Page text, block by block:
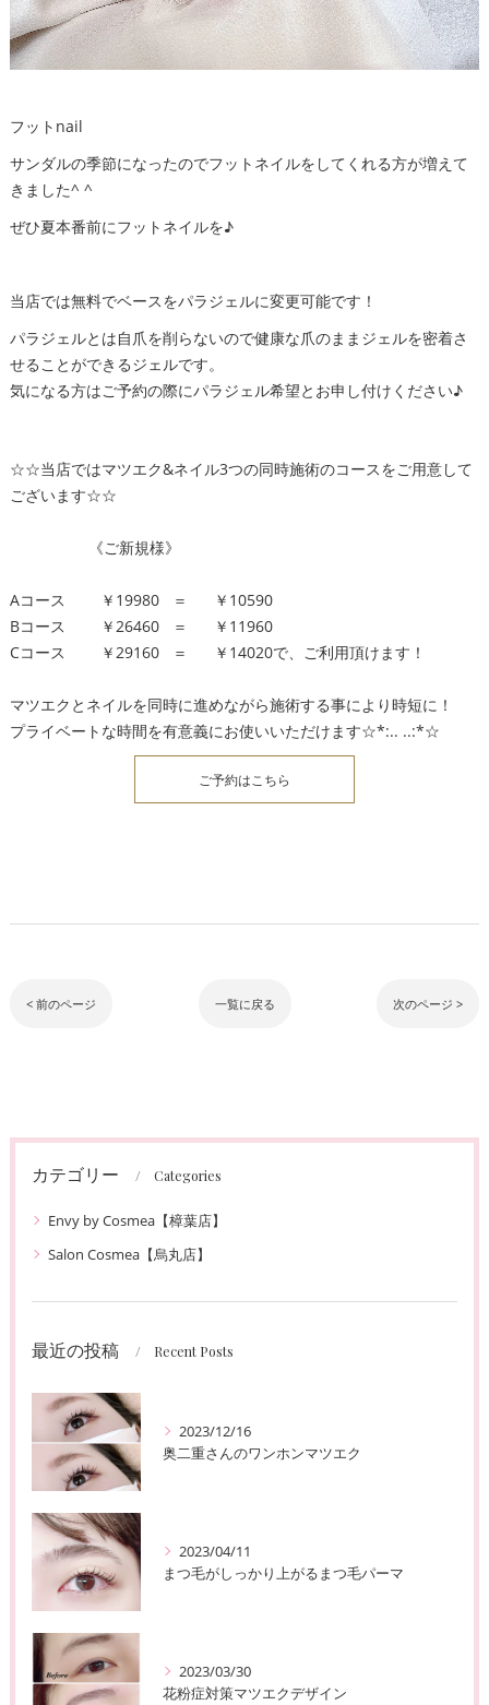
フットnail
サンダルの季節になったのでフットネイルをしてくれる方が増えて
きました^ ^
ぜひ夏本番前にフットネイルを♪
当店では無料でベースをパラジェルに変更可能です！
パラジェルとは自爪を削らないので健康な爪のままジェルを密着さ
せることができるジェルです。
気になる方はご予約の際にパラジェル希望とお申し付けください♪
☆☆当店ではマツエク&ネイル3つの同時施術のコースをご用意して
ございます☆☆
《ご新規様》
Aコース ￥19980 ＝ ￥10590
Bコース ￥26460 ＝ ￥11960
Cコース ￥29160 ＝ ￥14020で、ご利用頂けます！
マツエクとネイルを同時に進めながら施術する事により時短に！
プライベートな時間を有意義にお使いいただけます☆*:.. ..:*☆
ご予約はこちら
< 前のページ 一覧に戻る 次のページ >
カテゴリー Categories
Envy by Cosmea【樟葉店】
Salon Cosmea【烏丸店】
最近の投稿 Recent Posts
2023/12/16
奥二重さんのワンホンマツエク
2023/04/11
まつ毛がしっかり上がるまつ毛パーマ
2023/03/30
花粉症対策マツエクデザイン